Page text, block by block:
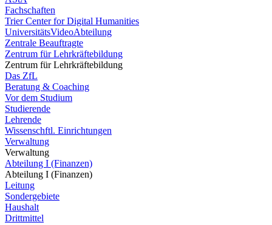
Fachschaften
Trier Center for Digital Humanities
UniversitätsVideoAbteilung
Zentrale Beauftragte
Zentrum für Lehrkräftebildung
Zentrum für Lehrkräftebildung
Das ZfL
Beratung & Coaching
Vor dem Studium
Studierende
Lehrende
Wissenschftl. Einrichtungen
Verwaltung
Verwaltung
Abteilung I (Finanzen)
Abteilung I (Finanzen)
Leitung
Sondergebiete
Haushalt
Drittmittel